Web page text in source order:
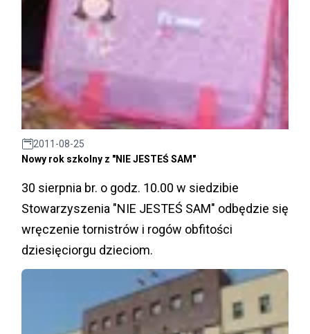
2011-08-25
Nowy rok szkolny z "NIE JESTEŚ SAM"
30 sierpnia br. o godz. 10.00 w siedzibie
Stowarzyszenia "NIE JESTEŚ SAM" odbędzie się
wręczenie tornistrów i rogów obfitości
dziesięciorgu dzieciom.